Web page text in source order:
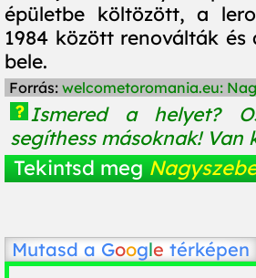
épületbe költözött, a
1984 között renoválták
bele.
Forrás: welcometoromania.eu:
? Ismered a helyet?
segíthess másoknak! Van
Tekintsd meg
Mutasd a Google térképen